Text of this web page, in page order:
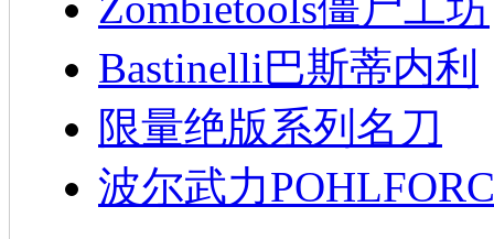
Bastinelli巴斯蒂内利
限量绝版系列名刀
波尔武力